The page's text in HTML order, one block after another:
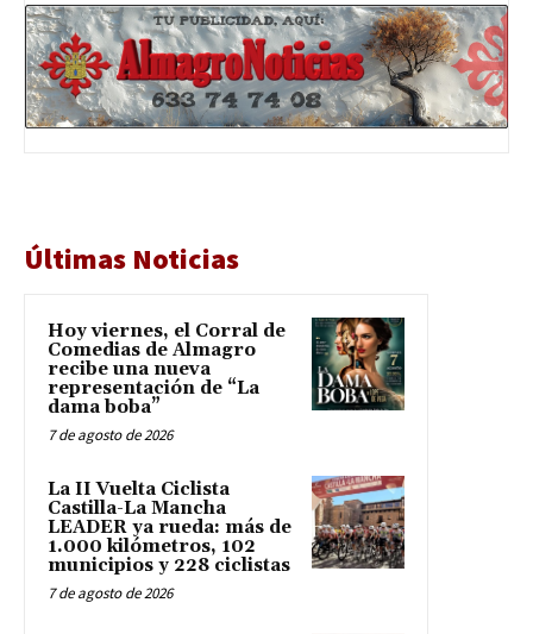
Últimas Noticias
Hoy viernes, el Corral de
Comedias de Almagro
recibe una nueva
representación de “La
dama boba”
7 de agosto de 2026
La II Vuelta Ciclista
Castilla-La Mancha
LEADER ya rueda: más de
1.000 kilómetros, 102
municipios y 228 ciclistas
7 de agosto de 2026